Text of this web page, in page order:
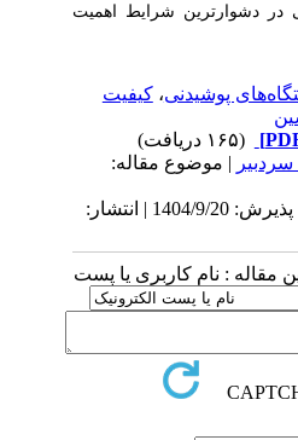
دشوارترین شرایط اهمیت
پوشیدنی،کیفیت
| موضوع مقاله:
دریافت: 1404/8/22 | پذیرش: 1404/9/20 | انتشار:
مقاله : نام کاربری یا پست